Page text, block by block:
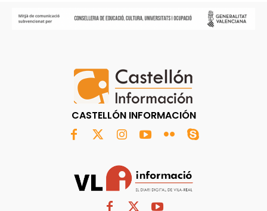
CASTELLÓN INFORMACIÓN